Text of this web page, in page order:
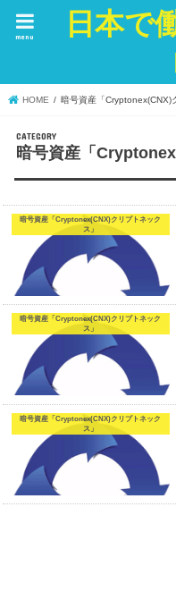
日本で
menu
HOME 暗号資産「Cryptonex(CNX)
暗号資産「
暗号資産「Cryptonex(CNX)クリプトネック
ス」
暗号資産「Cryptonex(CNX)クリプトネック
ス」
暗号資産「Cryptonex(CNX)クリプトネック
ス」